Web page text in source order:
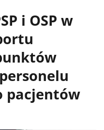
i OSP w
pacjentów